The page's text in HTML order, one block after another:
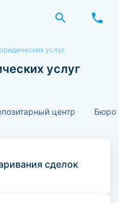
услуг
услуг
центр Бюро
сделок